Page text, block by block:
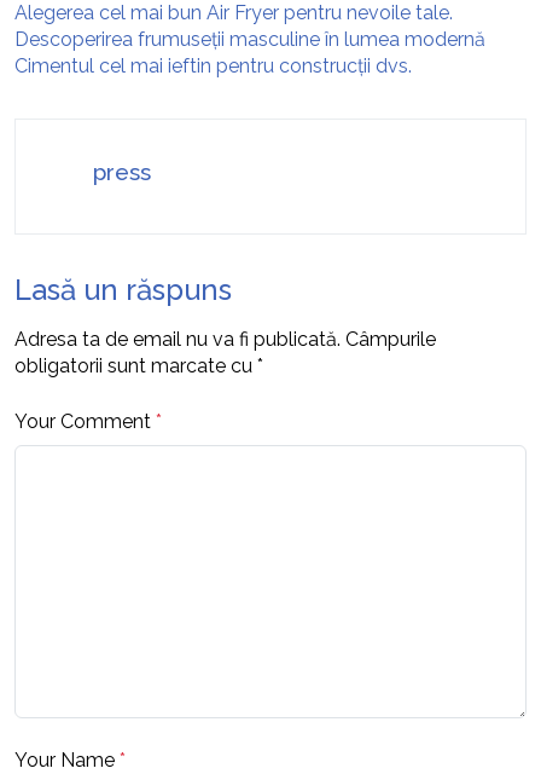
Alegerea cel mai bun Air Fryer pentru nevoile tale.
Descoperirea frumuseții masculine în lumea modernă
Cimentul cel mai ieftin pentru construcții dvs.
press
Lasă un răspuns
Adresa ta de email nu va fi publicată. Câmpurile
obligatorii sunt marcate cu *
Your Comment *
Your Name *